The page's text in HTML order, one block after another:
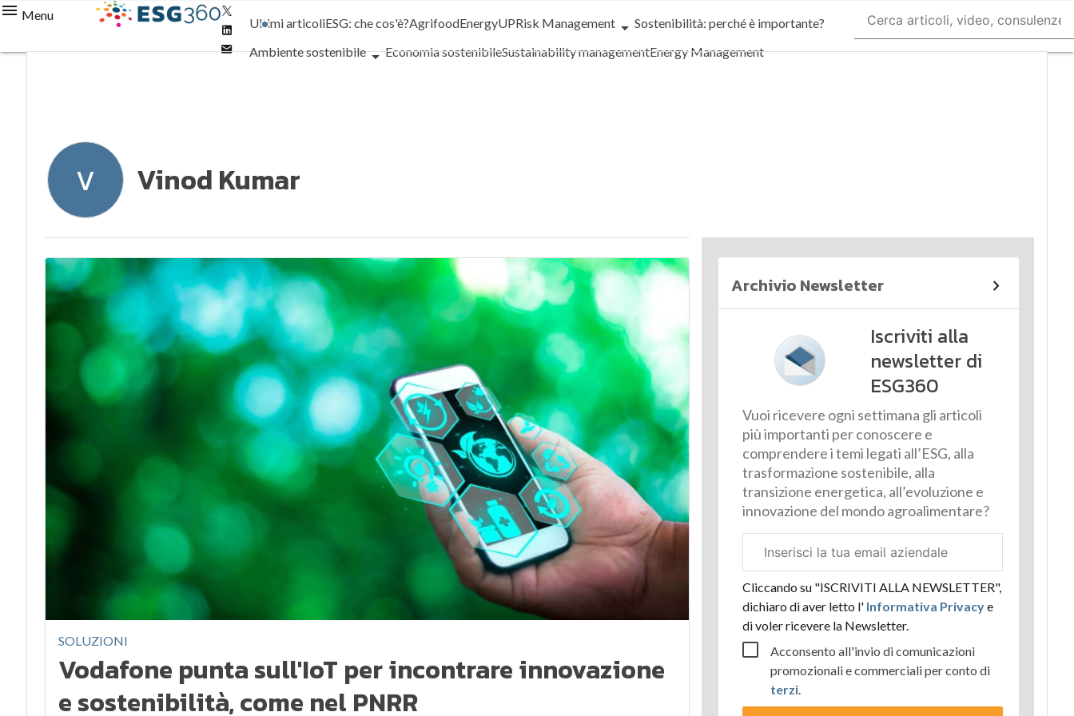
Menu
Linkedin
Email
Ultimi articoliESG: che cos'è?AgrifoodEnergyUPRisk Management
Sostenibilità: perché è importante?
Ambiente sostenibile
Economia sostenibileSustainability managementEnergy Management
V Vinod Kumar
SOLUZIONI
Vodafone punta sull'IoT per incontrare innovazione
e sostenibilità, come nel PNRR
Archivio Newsletter
Iscriviti alla
newsletter di
ESG360
Vuoi ricevere ogni settimana gli articoli
più importanti per conoscere e
comprendere i temi legati all’ESG, alla
trasformazione sostenibile, alla
transizione energetica, all’evoluzione e
innovazione del mondo agroalimentare?
aziendale
Cliccando su "ISCRIVITI ALLA NEWSLETTER",
dichiaro di aver letto l'Informativa Privacye
di voler ricevere la Newsletter.
Acconsento all'invio di comunicazioni
promozionali e commerciali per conto di
terzi.